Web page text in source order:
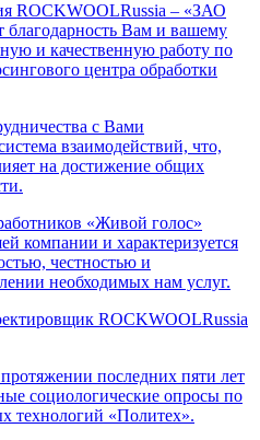
ROCKWOOLRussia – «ЗАО
Вам и вашему
и качественную работу по
центра обработки
с Вами
взаимодействий, что,
на достижение общих
«Живой голос»
компании и характеризуется
честностью и
необходимых нам услуг.
ROCKWOOLRussia
последних пяти лет
социологические опросы по
технологий «Политех».